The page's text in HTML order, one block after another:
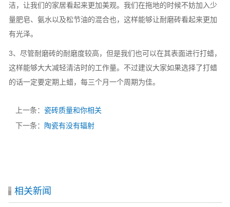
洁，让我们的家居看起来更加美观。我们在拖地的时候不妨加入少
量肥皂、氨水以及松节油的混合也，这样能够让耐磨砖看起来更加
有光泽。
3、尽管耐磨砖的耐磨度较高，但是我们也可以在其表面进行打蜡，
这样能够大大减轻清洁时的工作量。不过建议大家如果选择了打蜡
的话一定要定期上蜡，每三个月一个周期为佳。
上一条： 瓷砖质量和你相关
下一条：
陶瓷有没有辐射
相关新闻